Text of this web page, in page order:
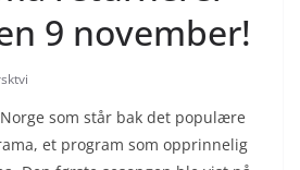
9 november!
som står bak det populære
et program som opprinnelig